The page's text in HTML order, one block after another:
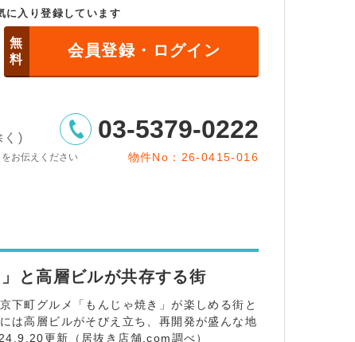
に入り登録しています
無
料
会員登録・ログイン
く)
03-5379-0222
お伝えください 物件No：26-0415-016
と高層ビルが共存する街
下町グルメ「もんじゃ焼き」が楽しめる街と
は高層ビルがそびえ立ち、再開発が盛んな地
更新（居抜き店舗.com調べ）